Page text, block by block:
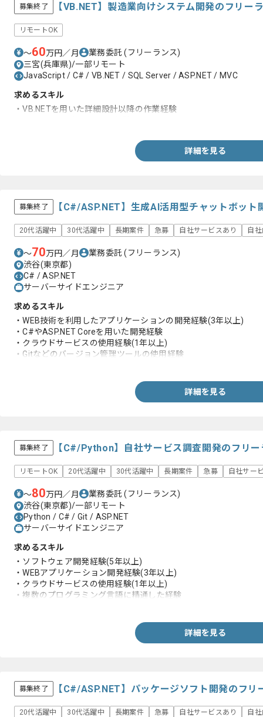
募集終了 【VB.NET】製造業向けシステム開発のフリー
リモートOK
〜60万円／月 業務委託(フリーランス)
三宮(兵庫県)/一部リモート
JavaScript / C# / VB.NET / SQL Server / ASP.NET / MVC
求めるスキル
・VB.NETを用いた詳細設計以降の作業経験
詳細を見る
募集終了 【C#/ASP.NET】生成AI活用型チャットボッ
20代活躍中 30代活躍中 長期案件 急募 自社サービスあり 自
〜70万円／月 業務委託(フリーランス)
渋谷(東京都)
C# / ASP.NET
サーバーサイドエンジニア
求めるスキル
・WEB技術を利用したアプリケーションの開発経験(3年以上)
・C#やASP.NET Coreを用いた開発経験
・クラウドサービスの使用経験(1年以上)
・Gitなどのバージョン管理ツールの使用経験
詳細を見る
募集終了 【C#/Python】自社サービス調査開発のフリ
リモートOK 20代活躍中 30代活躍中 長期案件 急募 自社サー
〜80万円／月 業務委託(フリーランス)
渋谷(東京都)/一部リモート
Python / C# / Git / ASP.NET
サーバーサイドエンジニア
求めるスキル
・ソフトウェア開発経験(5年以上)
・WEBアプリケーション開発経験(3年以上)
・クラウドサービスの使用経験(1年以上)
・複数のプログラミング言語に精通した経験
詳細を見る
募集終了 【C#/ASP.NET】パッケージソフト開発のフリ
20代活躍中 30代活躍中 長期案件 急募 自社サービスあり 自